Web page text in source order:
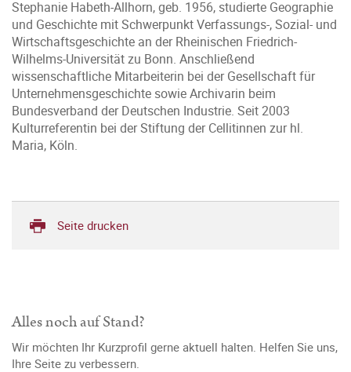
Stephanie Habeth-Allhorn, geb. 1956, studierte Geographie
und Geschichte mit Schwerpunkt Verfassungs-, Sozial- und
Wirtschaftsgeschichte an der Rheinischen Friedrich-
Wilhelms-Universität zu Bonn. Anschließend
wissenschaftliche Mitarbeiterin bei der Gesellschaft für
Unternehmensgeschichte sowie Archivarin beim
Bundesverband der Deutschen Industrie. Seit 2003
Kulturreferentin bei der Stiftung der Cellitinnen zur hl.
Maria, Köln.
Seite drucken
Alles noch auf Stand?
Wir möchten Ihr Kurzprofil gerne aktuell halten. Helfen Sie uns,
Ihre Seite zu verbessern.